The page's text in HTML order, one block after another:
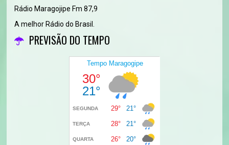
Rádio Maragojipe Fm 87,9
A melhor Rádio do Brasil.
PREVISÃO DO TEMPO